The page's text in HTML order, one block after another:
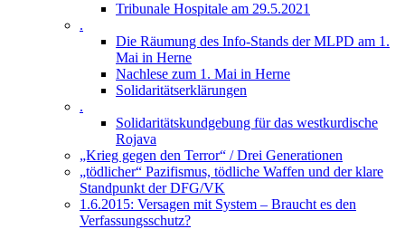
Tribunale Hospitale am 29.5.2021
.
Die Räumung des Info-Stands der MLPD am 1.
Mai in Herne
Nachlese zum 1. Mai in Herne
Solidaritätserklärungen
.
Solidaritätskundgebung für das westkurdische
Rojava
„Krieg gegen den Terror“ / Drei Generationen
„tödlicher“ Pazifismus, tödliche Waffen und der klare
Standpunkt der DFG/VK
1.6.2015: Versagen mit System – Braucht es den
Verfassungsschutz?